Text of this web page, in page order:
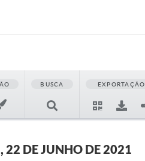
BUSCA EXPORTAÇÃO
22 DE JUNHO DE 2021